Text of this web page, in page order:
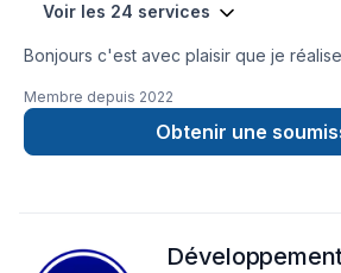
Voir les 24 services
Bonjours c'est avec plaisir que je
soigné!
Membre depuis 2022
Obtenir une